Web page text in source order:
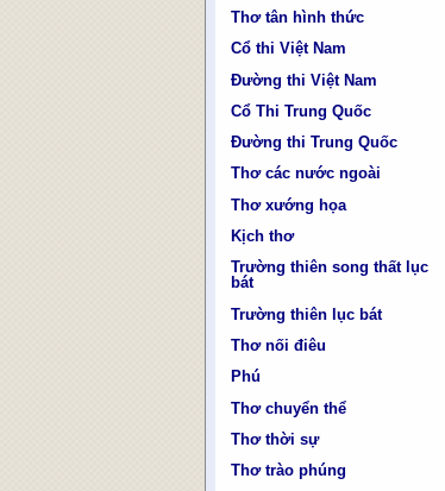
Thơ tân hình thức
Cổ thi Việt Nam
Đường thi Việt Nam
Cổ Thi Trung Quốc
Đường thi Trung Quốc
Thơ các nước ngoài
Thơ xướng họa
Kịch thơ
Trường thiên song thất lục
bát
Trường thiên lục bát
Thơ nối điêu
Phú
Thơ chuyển thể
Thơ thời sự
Thơ trào phúng